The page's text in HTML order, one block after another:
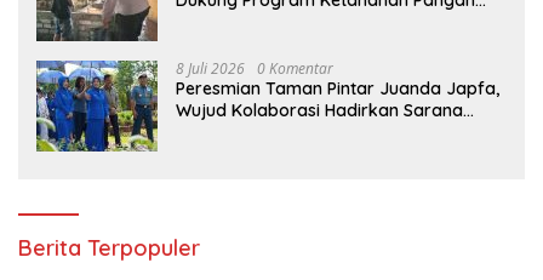
8 Juli 2026 0 Komentar
Peresmian Taman Pintar Juanda Japfa,
Wujud Kolaborasi Hadirkan Sarana
Berita Terpopuler